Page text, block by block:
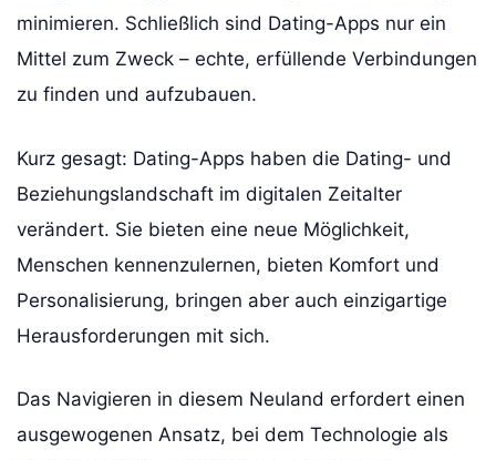
minimieren. Schließlich sind Dating-Apps nur ein
Mittel zum Zweck – echte, erfüllende Verbindungen
zu finden und aufzubauen.
Kurz gesagt: Dating-Apps haben die Dating- und
Beziehungslandschaft im digitalen Zeitalter
verändert. Sie bieten eine neue Möglichkeit,
Menschen kennenzulernen, bieten Komfort und
Personalisierung, bringen aber auch einzigartige
Herausforderungen mit sich.
Das Navigieren in diesem Neuland erfordert einen
ausgewogenen Ansatz, bei dem Technologie als